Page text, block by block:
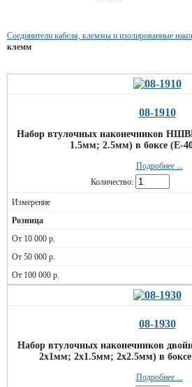
Соединители кабеля, клеммы и изолированные
клемм
08-1910
Набор втулочных наконечников
1.5мм; 2.5мм) в боксе (E-
Подробнее ...
Количество:
08-1930
Набор втулочных наконечников
2х1мм; 2х1.5мм; 2х2.5мм) в
Подробнее ...